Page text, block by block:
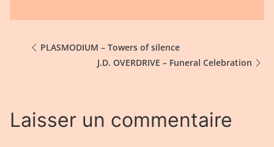
PLASMODIUM – Towers of silence
J.D. OVERDRIVE – Funeral Celebration
Laisser un commentaire